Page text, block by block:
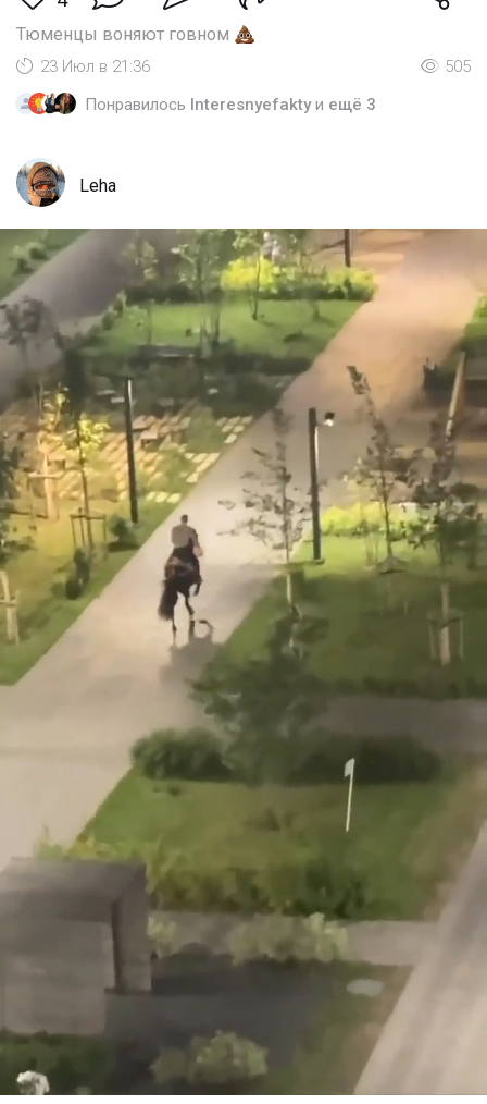
Тюменцы воняют говном
23 Июл в 21:36
505
Понравилось Interesnyefaktyи ещё 3
Leha